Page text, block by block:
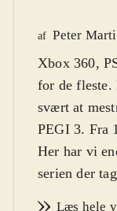
af Peter
Xbox 360,
for de fleste.
svært at
PEGI 3. Fra
Her har vi
serien der
Læs hele